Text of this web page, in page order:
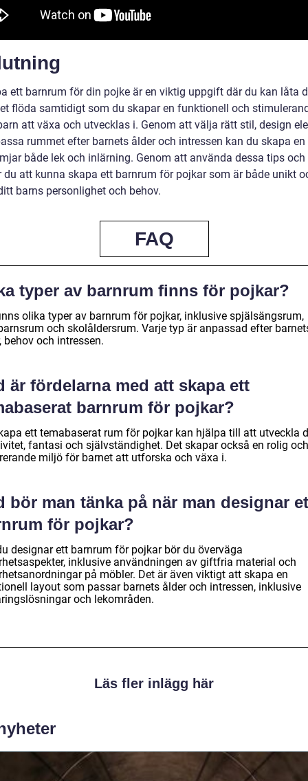
ett barnrum för din pojke är en viktig uppgift där du kan låta
flöda samtidigt som du skapar en funktionell och
att växa och utvecklas i. Genom att välja rätt stil, design
rummet efter barnets ålder och intressen kan du skapa
både lek och inlärning. Genom att använda dessa tips
du att kunna skapa ett barnrum för pojkar som är både unikt
barns personlighet och behov.
FAQ
typer av barnrum finns för pojkar?
olika typer av barnrum för pojkar, inklusive spjälsängsrum,
och skolåldersrum. Varje typ är anpassad efter
behov och intressen.
är fördelarna med att skapa ett
barnrum för pojkar?
ett temabaserat rum för pojkar kan hjälpa till att utveckla
fantasi och självständighet. Det skapar också en rolig och
miljö för barnet att utforska och växa i.
bör man tänka på när man designar
för pojkar?
designar ett barnrum för pojkar bör du överväga
inklusive användningen av giftfria material och
på möbler. Det är även viktigt att skapa en
layout som passar barnets ålder och intressen, inklusive
och lekområden.
Läs fler inlägg här